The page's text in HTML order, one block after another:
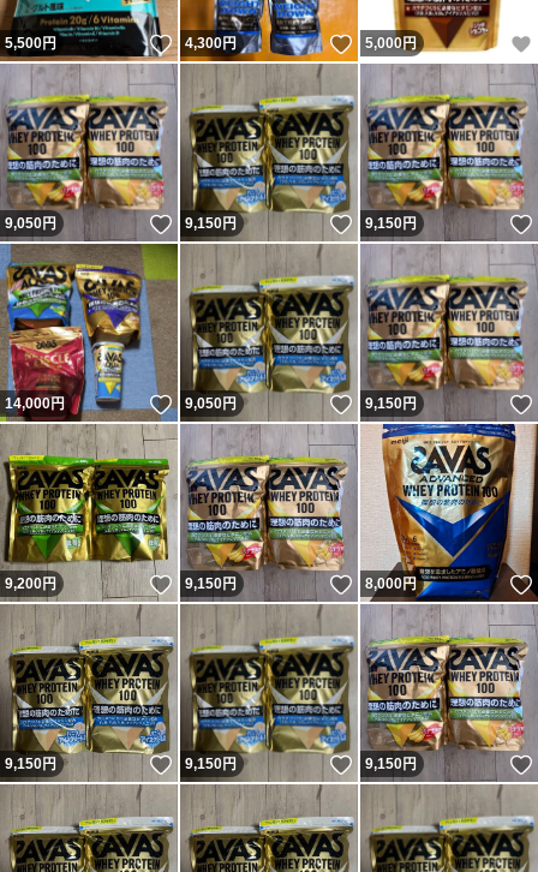
5,500円 いいね！
4,300円 いいね！
5,000円
9,050円 いいね！
9,150円 いいね！
9,150円
14,000円 いいね！
9,050円 いいね！
9,150円
9,200円 いいね！
9,150円 いいね！
8,000円
9,150円 いいね！
9,150円 いいね！
9,150円